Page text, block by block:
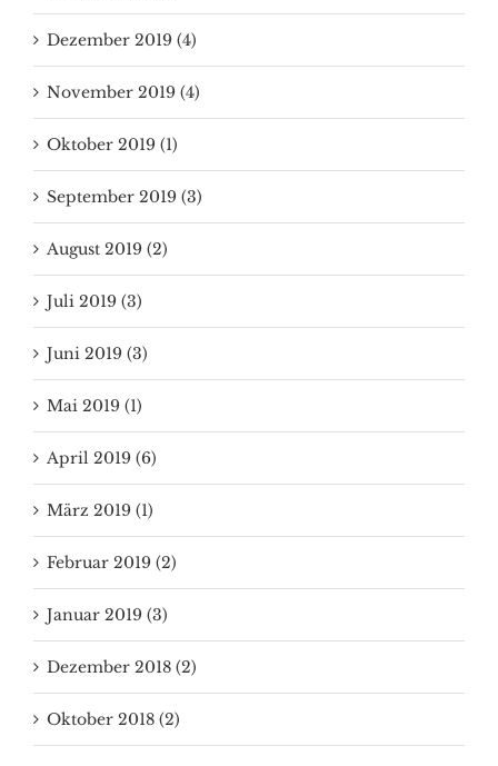
Dezember 2019 (4)
November 2019 (4)
Oktober 2019 (1)
September 2019 (3)
August 2019 (2)
Juli 2019 (3)
Juni 2019 (3)
Mai 2019 (1)
April 2019 (6)
März 2019 (1)
Februar 2019 (2)
Januar 2019 (3)
Dezember 2018 (2)
Oktober 2018 (2)